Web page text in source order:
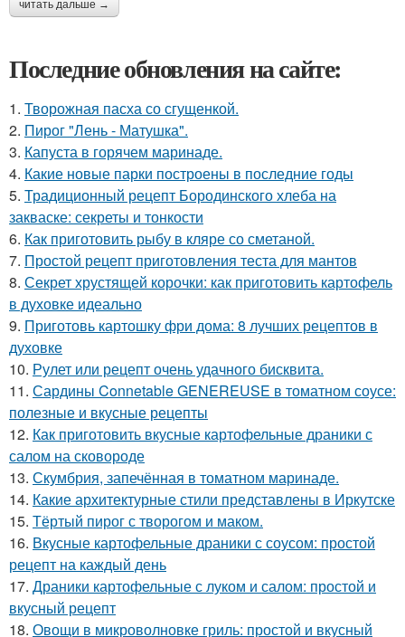
читать дальше →
Последние обновления на сайте:
1. Творожная пасха со сгущенкой.
2. Пирог "Лень - Матушка".
3. Капуста в горячем маринаде.
4. Какие новые парки построены в последние годы
5. Традиционный рецепт Бородинского хлеба на
закваске: секреты и тонкости
6. Как приготовить рыбу в кляре со сметаной.
7. Простой рецепт приготовления теста для мантов
8. Секрет хрустящей корочки: как приготовить картофель
в духовке идеально
9. Приготовь картошку фри дома: 8 лучших рецептов в
духовке
10. Рулет или рецепт очень удачного бисквита.
11. Сардины Connetable GENEREUSE в томатном соусе:
полезные и вкусные рецепты
12. Как приготовить вкусные картофельные драники с
салом на сковороде
13. Скумбрия, запечённая в томатном маринаде.
14. Какие архитектурные стили представлены в Иркутске
15. Тёртый пирог с творогом и маком.
16. Вкусные картофельные драники с соусом: простой
рецепт на каждый день
17. Драники картофельные с луком и салом: простой и
вкусный рецепт
18. Овощи в микроволновке гриль: простой и вкусный